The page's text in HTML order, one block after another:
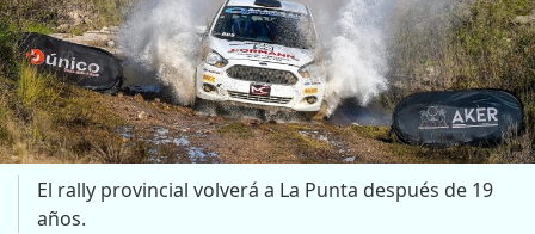
El rally provincial volverá a La Punta después de 19
años.